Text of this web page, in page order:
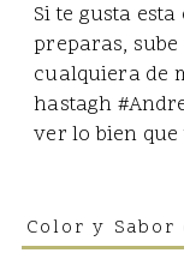
Si te gusta
preparas,
cualquiera de
hastagh
ver lo bien que
Color y Sabor